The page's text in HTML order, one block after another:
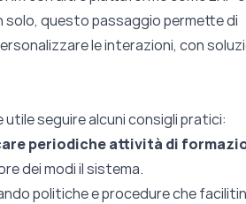
solo, questo passaggio permette di
le interazioni, con
seguire alcuni consigli pratici:
periodiche attività di
dei modi il sistema.
politiche e procedure che